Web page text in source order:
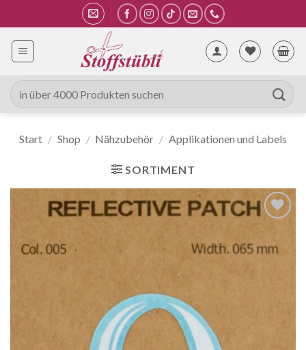
Inhalt
springen
Suche
nach:
Start / Shop / Nähzubehör / Applikationen und Labels
SORTIMENT
Auf die
Wunschliste